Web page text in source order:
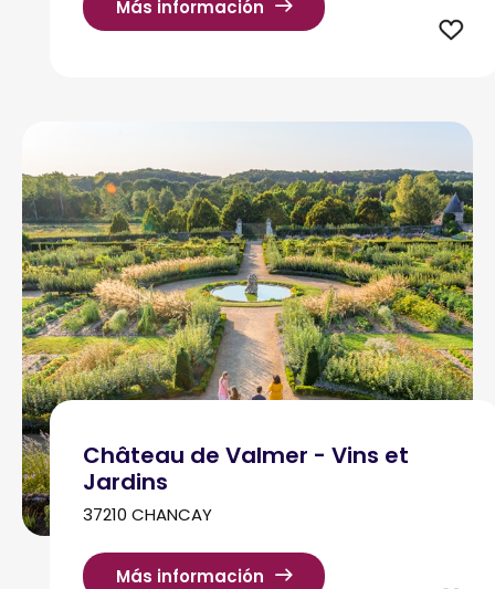
Más información
Château de Valmer - Vins et
Jardins
37210 CHANCAY
Más información